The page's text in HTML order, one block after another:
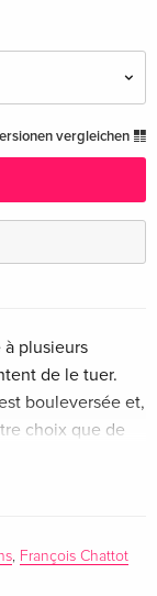
CHF 17.50
vergriffen
vergleichen
plusieurs
de le tuer.
bouleversée et,
choix que de
, François Chattot